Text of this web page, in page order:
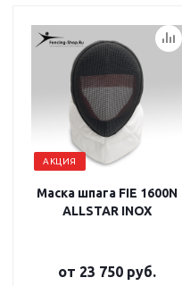
АКЦИЯ
Маска шпага FIE 1600N
ALLSTAR INOX
от 23 750 руб.